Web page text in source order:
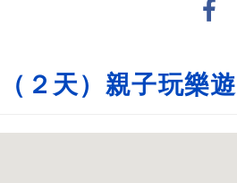
２天）親子玩樂遊